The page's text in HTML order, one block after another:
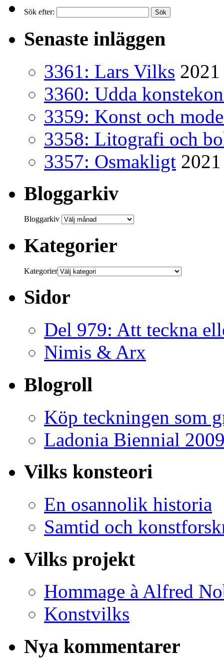
Sök efter:
Senaste inläggen
3361: Lars Vilks
3360: Udda
3359: Konst och
3358: Litografi och
3357: Osmakligt
Bloggarkiv
Bloggarkiv
Kategorier
Kategorier
Sidor
Del 979: Att teckna
Nimis & Arx
Blogroll
Köp teckningen som
Ladonia Biennial
Vilks konsteori
En osannolik historia
Samtid och
Vilks projekt
Hommage à Alfred
Konstvilks
Nya kommentarer